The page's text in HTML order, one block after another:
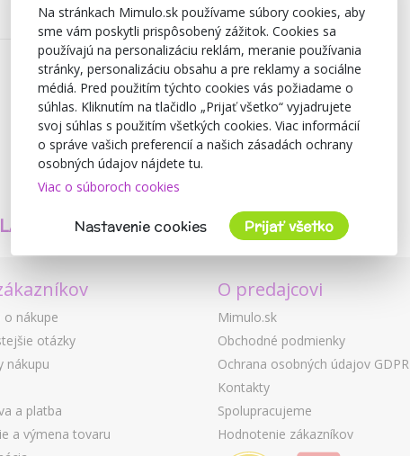
PRODUKTY
A KVALITA
o nákupe
otázky
nákupu
a platba
a výmena tovaru
O predajcovi
Mimulo.sk
Obchodné podmienky
Ochrana osobných údajov GDPR
Kontakty
Spolupracujeme
Hodnotenie zákazníkov
Na stránkach Mimulo.sk používame súbory cookies, aby
sme vám poskytli prispôsobený zážitok. Cookies sa
používajú na personalizáciu reklám, meranie používania
stránky, personalizáciu obsahu a pre reklamy a sociálne
médiá. Pred použitím týchto cookies vás požiadame o
súhlas. Kliknutím na tlačidlo „Prijať všetko“ vyjadrujete
svoj súhlas s použitím všetkých cookies. Viac informácií
o správe vašich preferencií a našich zásadách ochrany
osobných údajov nájdete tu.
Viac o súboroch cookies
Nastavenie cookies Prijať všetko